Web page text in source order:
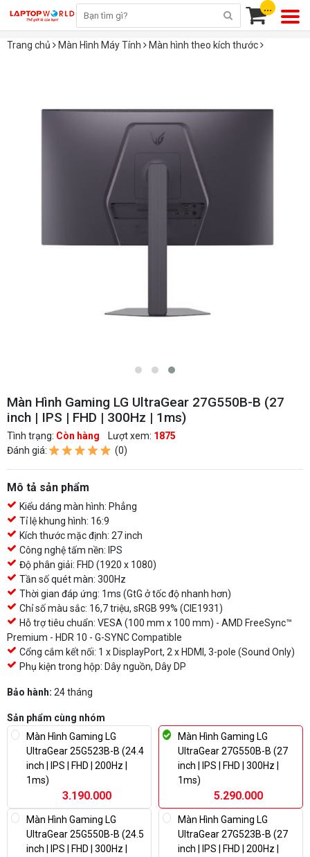
...
Trang chủ Màn Hình Máy Tính Màn hình theo kích thước
Màn Hình Gaming LG UltraGear 27G550B-B (27
inch | IPS | FHD | 300Hz | 1ms)
Tình trạng: Còn hàng Lượt xem: 1875
Đánh giá:
(0)
Mô tả sản phẩm
Kiểu dáng màn hình: Phẳng
Tỉ lệ khung hình: 16:9
Kích thước mặc định: 27 inch
Công nghệ tấm nền: IPS
Độ phân giải: FHD (1920 x 1080)
Tần số quét màn: 300Hz
Thời gian đáp ứng: 1ms (GtG ở tốc độ nhanh hơn)
Chỉ số màu sắc: 16,7 triệu, sRGB 99% (CIE1931)
Hỗ trợ tiêu chuẩn: VESA (100 mm x 100 mm) - AMD FreeSync™
Premium - HDR 10 - G-SYNC Compatible
Cổng cắm kết nối: 1 x DisplayPort, 2 x HDMI, 3-pole (Sound Only)
Phụ kiện trong hộp: Dây nguồn, Dây DP
Bảo hành: 24 tháng
Sản phẩm cùng nhóm
Màn Hình Gaming LG
UltraGear 25G523B-B (24.4
inch | IPS | FHD | 200Hz |
1ms)
3.190.000
Màn Hình Gaming LG
UltraGear 27G550B-B (27
inch | IPS | FHD | 300Hz |
1ms)
5.290.000
Màn Hình Gaming LG
UltraGear 25G550B-B (24.5
inch | IPS | FHD | 300Hz |
Màn Hình Gaming LG
UltraGear 27G523B-B (27
inch | IPS | FHD | 200Hz |